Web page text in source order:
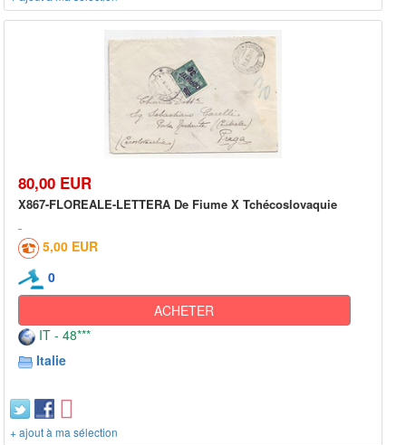
80,00 EUR
X867-FLOREALE-LETTERA De Fiume X Tchécoslovaquie
5,00 EUR
0
ACHETER
IT - 48***
Italie
+ ajout à ma sélection